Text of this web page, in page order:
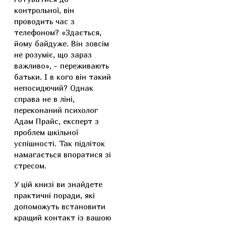
контрольної, він
проводить час з
телефоном? «Здається,
йому байдуже. Він зовсім
не розуміє, що зараз
важливо», - переживають
батьки. І в кого він такий
непосидючий? Однак
справа не в ліні,
переконаний психолог
Адам Прайс, експерт з
проблем шкільної
успішності. Так підліток
намагається впоратися зі
стресом.
У цій книзі ви знайдете
практичні поради, які
допоможуть встановити
кращий контакт із вашою